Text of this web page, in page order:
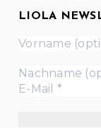
LIOLA